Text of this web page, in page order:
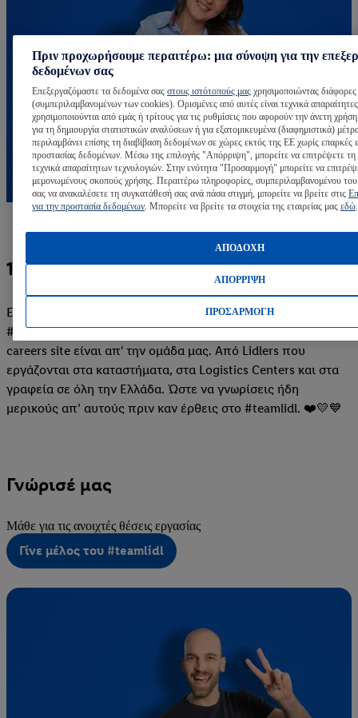
100% αυθεντικό #teamlidl
Είμαστε τόοοοοοσο περήφανοι για κάθε ένα μέλος του
#teamlidl. Γι’ αυτό και όλες οι φωτογραφίες και τα videos του
careers site είναι απ' την ομάδα μας. Από Lidlers που
εργάζονται στα καταστήματα, στα Logistics Centers και στα
γραφεία σε όλη την Ελλάδα. Ώστε να γνωρίσεις ήδη
μερικούς απ’ αυτούς πριν καν έρθεις στο #teamlidl. ❤️💛💙
Γνώρισέ μας
Μάθε για τις ανοιχτές θέσεις εργασίας
Γίνε μέλος του #teamlidl
Πριν προχωρήσουμε περαιτέρω: μια σύνοψη για την
δεδομένων σας
Επεξεργαζόμαστε τα δεδομένα σας στους ιστότοπούς μας χρησιμοποιώντας διάφορες
(συμπεριλαμβανομένων των cookies). Ορισμένες από αυτές είναι τεχνικά
χρησιμοποιούνται από εμάς ή τρίτους για τις ρυθμίσεις που αφορούν την άνετη
για τη δημιουργία στατιστικών αναλύσεων ή για εξατομικευμένα (διαφημιστικά)
περιλαμβάνει επίσης τη διαβίβαση δεδομένων σε χώρες εκτός της ΕΕ χωρίς επαρκές
προστασίας δεδομένων. Μέσω της επιλογής "Απόρριψη", μπορείτε να επιτρέψετε
τεχνικά απαραίτητων τεχνολογιών. Στην ενότητα "Προσαρμογή" μπορείτε να
μεμονωμένους σκοπούς χρήσης. Περαιτέρω πληροφορίες, συμπεριλαμβανομένου
σας να ανακαλέσετε τη συγκατάθεσή σας ανά πάσα στιγμή, μπορείτε να βρείτε στις
για την προστασία δεδομένων . Μπορείτε να βρείτε τα στοιχεία της εταιρείας μας εδώ
ΑΠΟΡΡΙΨΗ
ΑΠΟΔΟΧΗ
ΠΡΟΣΑΡΜΟΓΗ